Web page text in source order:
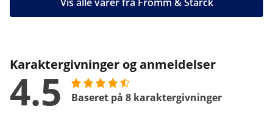
Karaktergivninger og anmeldelser
4.5 Baseret på 8 karaktergivninger